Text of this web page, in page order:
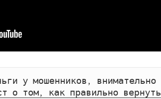
у мошенников, внимательно
о том, как правильно вернуть